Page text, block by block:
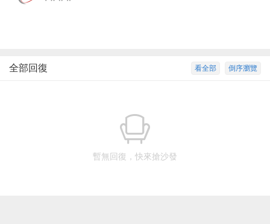
倒序瀏覽
看全部
全部回復
暫無回復，快來搶沙發